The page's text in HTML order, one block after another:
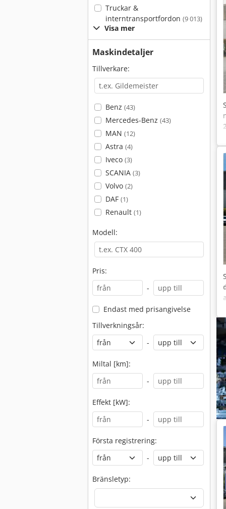
Truckar &
interntransportfordon (9 013)
Visa mer
Maskindetaljer
Tillverkare:
Benz (43)
Mercedes-Benz (43)
MAN (12)
Astra (4)
Iveco (3)
SCANIA (3)
Volvo (2)
DAF (1)
Renault (1)
Modell:
Pris:
-
Endast med prisangivelse
Tillverkningsår:
-
Miltal [km]:
-
Effekt [kW]:
-
Första registrering:
-
Bränsletyp: